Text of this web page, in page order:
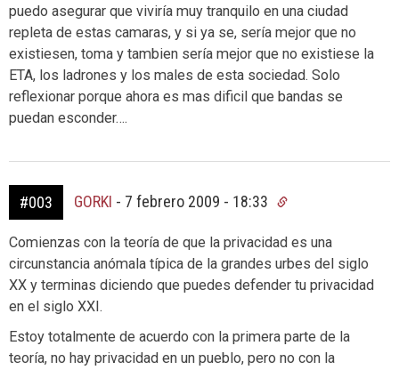
puedo asegurar que viviría muy tranquilo en una ciudad
repleta de estas camaras, y si ya se, sería mejor que no
existiesen, toma y tambien sería mejor que no existiese la
ETA, los ladrones y los males de esta sociedad. Solo
reflexionar porque ahora es mas dificil que bandas se
puedan esconder….
#003 GORKI - 7 febrero 2009 - 18:33
Comienzas con la teoría de que la privacidad es una
circunstancia anómala típica de la grandes urbes del siglo
XX y terminas diciendo que puedes defender tu privacidad
en el siglo XXI.
Estoy totalmente de acuerdo con la primera parte de la
teoría, no hay privacidad en un pueblo, pero no con la